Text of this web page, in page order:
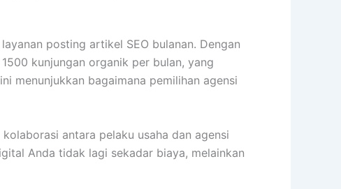
posting artikel SEO bulanan. Dengan
kunjungan organik per bulan, yang
menunjukkan bagaimana pemilihan agensi
antara pelaku usaha dan agensi
Anda tidak lagi sekadar biaya, melainkan